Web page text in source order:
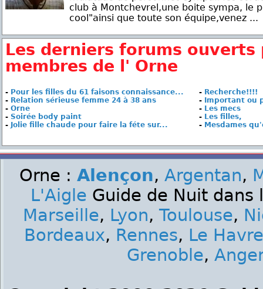
club à Montchevrel,une boite sympa, le
cool"ainsi que toute son équipe,venez ...
Les derniers forums ouverts
membres de l' Orne
- Pour les filles du 61 faisons connaissance...
- Relation sérieuse femme 24 à 38 ans
- Orne
- Soirée body paint
- Jolie fille chaude pour faire la féte sur...
- Recherche!!!!
-
Important ou
- Les mecs
- Les filles,
- Mesdames
Orne : Alençon, Argentan,
L'Aigle Guide de Nuit
Marseille, Lyon, Toulouse,
Bordeaux, Rennes, Le Havre
Grenoble,